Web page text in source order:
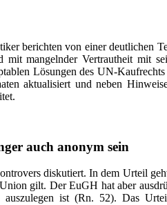
berichten von einer deutlichen
mangelnder Vertrautheit mit
Lösungen des UN-
aktualisiert und neben
auch anonym sein
diskutiert. In dem Urteil
gilt. Der EuGH hat aber
ist (Rn. 52). Das